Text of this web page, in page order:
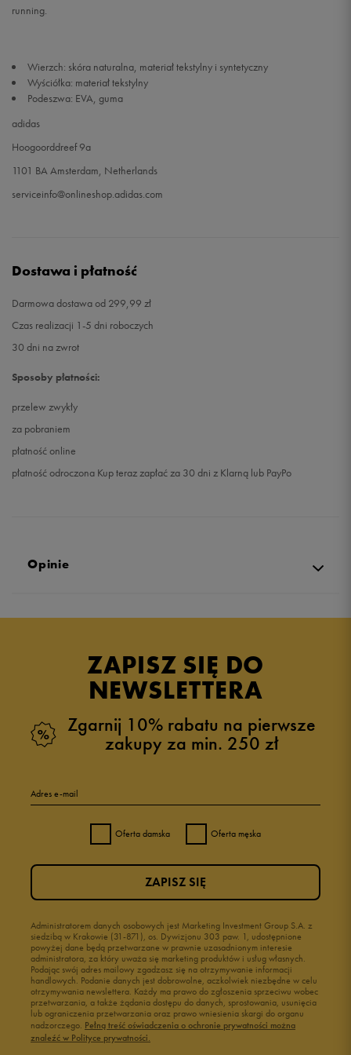
running.
Wierzch: skóra naturalna, materiał tekstylny i syntetyczny
Wyściółka: materiał tekstylny
Podeszwa: EVA, guma
adidas
Hoogoorddreef 9a
1101 BA Amsterdam, Netherlands
serviceinfo@onlineshop.adidas.com
Dostawa i płatność
Darmowa dostawa od 299,99 zł
Czas realizacji 1-5 dni roboczych
30 dni na zwrot
Sposoby płatności:
przelew zwykły
za pobraniem
płatność online
płatność odroczona Kup teraz zapłać za 30 dni z Klarną lub PayPo
Opinie
ZAPISZ SIĘ DO
NEWSLETTERA
Zgarnij 10% rabatu na pierwsze
zakupy za min. 250 zł
Adres e-mail
Oferta damska Oferta męska
Administratorem danych osobowych jest Marketing Investment Group S.A. z
siedzibą w Krakowie (31-871), os. Dywizjonu 303 paw. 1, udostępnione
powyżej dane będą przetwarzane w prawnie uzasadnionym interesie
administratora, za który uważa się marketing produktów i usług własnych.
Podając swój adres mailowy zgadzasz się na otrzymywanie informacji
handlowych. Podanie danych jest dobrowolne, aczkolwiek niezbędne w celu
otrzymywania newslettera. Każdy ma prawo do zgłoszenia sprzeciwu wobec
przetwarzania, a także żądania dostępu do danych, sprostowania, usunięcia
lub ograniczenia przetwarzania oraz prawo wniesienia skargi do organu
nadzorczego. Pełną treść oświadczenia o ochronie prywatności można
znaleźć w Polityce prywatności.
ZAPISZ SIĘ